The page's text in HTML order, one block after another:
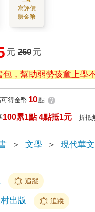
寫評價
賺金幣
元 260 元
，幫助弱勢孩童上學
得金幣 10點 ?
100累1點 4點抵1元 折抵
＞ 文學 ＞ 現代華
追蹤
出版 追蹤